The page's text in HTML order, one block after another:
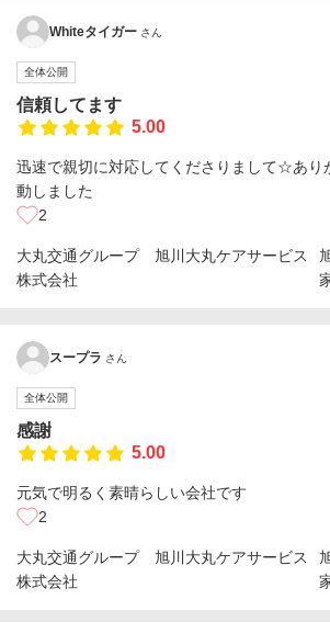
Whiteタイガー さん
全体公開
信頼してます
5.00
迅速で親切に対応してくださりまして☆あり
動しました
2
大丸交通グループ 旭川大丸ケアサービス
株式会社
スープラ さん
全体公開
感謝
5.00
元気で明るく素晴らしい会社です
2
大丸交通グループ 旭川大丸ケアサービス
株式会社